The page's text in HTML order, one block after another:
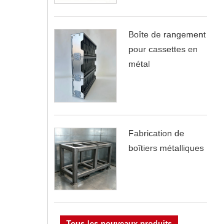
Boîte de rangement
pour cassettes en
métal
Fabrication de
boîtiers métalliques